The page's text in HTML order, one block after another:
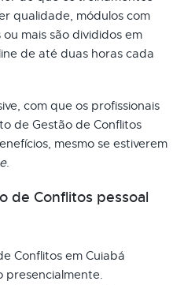
qualidade, módulos com
mais são divididos em
de até duas horas cada
com que os profissionais
de Gestão de Conflitos
mesmo se estiverem
.
de Conflitos pessoal
Conflitos em Cuiabá
presencialmente.